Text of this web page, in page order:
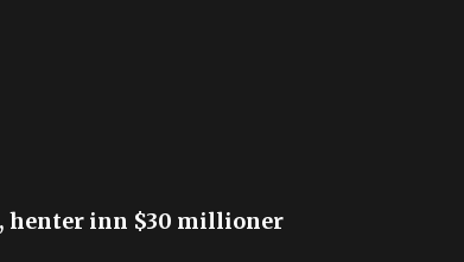
henter inn $30 millioner